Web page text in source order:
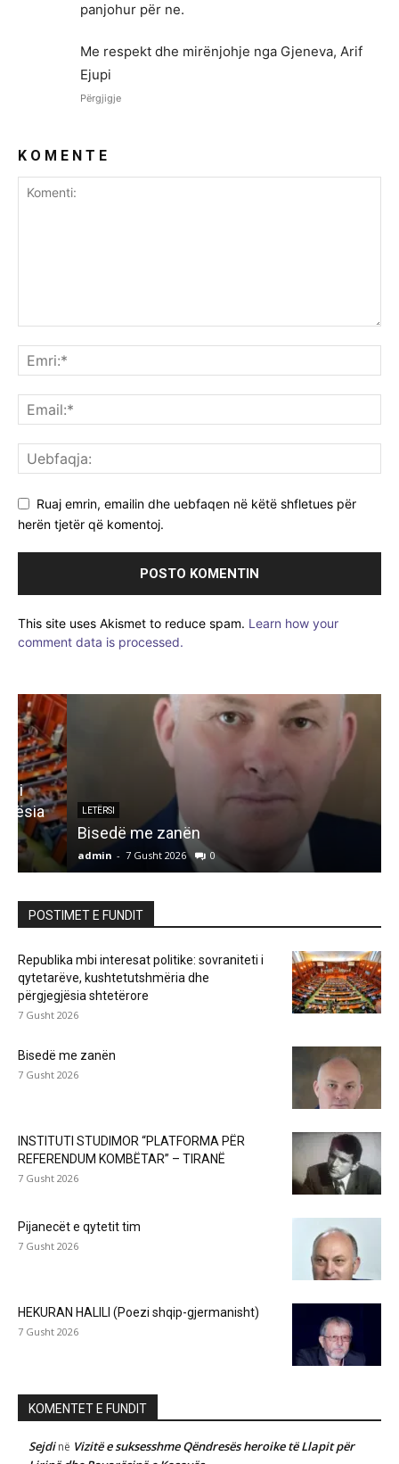
panjohur për ne.
Me respekt dhe mirënjohje nga Gjeneva, Arif
Ejupi
Përgjigje
K O M E N T E
Ruaj emrin, emailin dhe uebfaqen në këtë shfletues për
herën tjetër që komentoj.
This site uses Akismet to reduce spam. Learn how your
comment data is processed.
LETËRSI
Bisedë me zanën
admin 7 Gusht 2026 0
POSTIMET E FUNDIT
Republika mbi interesat politike: sovraniteti i
qytetarëve, kushtetutshmëria dhe
përgjegjësia shtetërore
7 Gusht 2026
Bisedë me zanën
7 Gusht 2026
INSTITUTI STUDIMOR “PLATFORMA PËR
REFERENDUM KOMBËTAR” – TIRANË
7 Gusht 2026
Pijanecët e qytetit tim
7 Gusht 2026
HEKURAN HALILI (Poezi shqip-gjermanisht)
7 Gusht 2026
KOMENTET E FUNDIT
Sejdinë Vizitë e suksesshme Qëndresës heroike të Llapit për